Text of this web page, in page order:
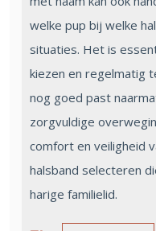
welke pup bij welke
situaties. Het is
kiezen en regelmatig
nog goed past
zorgvuldige
comfort en veiligheid
halsband selecteren
harige familielid.